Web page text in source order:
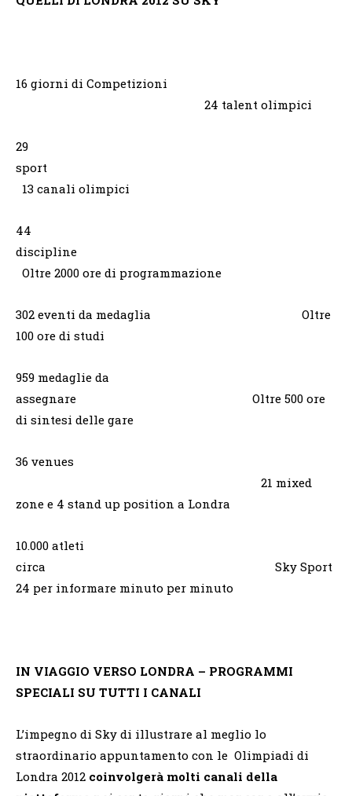
16 giorni di Competizioni
24 talent olimpici
29
sport
13 canali olimpici
44
discipline
Oltre 2000 ore di programmazione
302 eventi da medaglia Oltre
100 ore di studi
959 medaglie da
assegnare Oltre 500 ore
di sintesi delle gare
36 venues
21 mixed
zone e 4 stand up position a Londra
10.000 atleti
circa Sky Sport
24 per informare minuto per minuto
IN VIAGGIO VERSO LONDRA – PROGRAMMI
SPECIALI SU TUTTI I CANALI
L’impegno di Sky di illustrare al meglio lo
straordinario appuntamento con le Olimpiadi di
Londra 2012 coinvolgerà molti canali della